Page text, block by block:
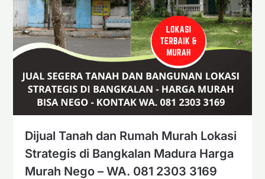
Dijual Tanah dan Rumah Murah Lokasi
Strategis di Bangkalan Madura Harga
Murah Nego – WA. 081 2303 3169